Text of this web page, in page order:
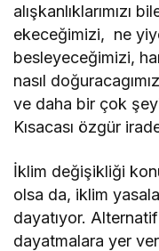
alışkanlıklarımızı
ekeceğimizi, ne
besleyeceğimizi,
nasıl
ve daha bir çok
Kısacası özgür
İklim değişikliği
olsa da, iklim
dayatıyor.
dayatmalara yer